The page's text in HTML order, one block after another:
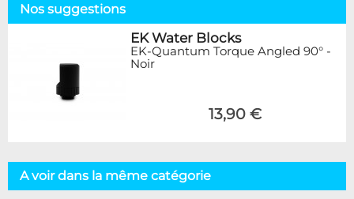
Nos suggestions
EK Water Blocks
EK-Quantum Torque Angled 90° -
Noir
13,90 €
A voir dans la même catégorie